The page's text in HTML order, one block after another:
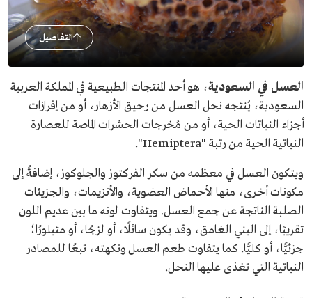
التفاصيل
العسل في السعودية، هو أحد المنتجات الطبيعية في المملكة العربية
السعودية، يُنتجه نحل العسل من رحيق الأزهار، أو من إفرازات
أجزاء النباتات الحية، أو من مُخرجات الحشرات الماصة للعصارة
النباتية الحية من رتبة "Hemiptera".
ويتكون العسل في معظمه من سكر الفركتوز والجلوكوز، إضافةً إلى
مكونات أخرى، منها الأحماض العضوية، والأنزيمات، والجزيئات
الصلبة الناتجة عن جمع العسل. ويتفاوت لونه ما بين عديم اللون
تقريبًا، إلى البني الغامق، وقد يكون سائلًا، أو لزجًا، أو متبلورًا؛
جزئيًّا، أو كليًّا. كما يتفاوت طعم العسل ونكهته، تبعًا للمصادر
النباتية التي تغذى عليها النحل.